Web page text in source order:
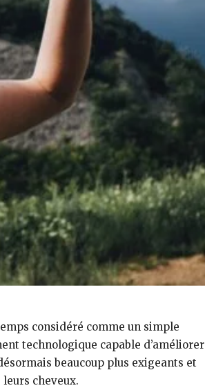
considéré comme un simple
technologique capable d’améliorer
beaucoup plus exigeants et
cheveux.